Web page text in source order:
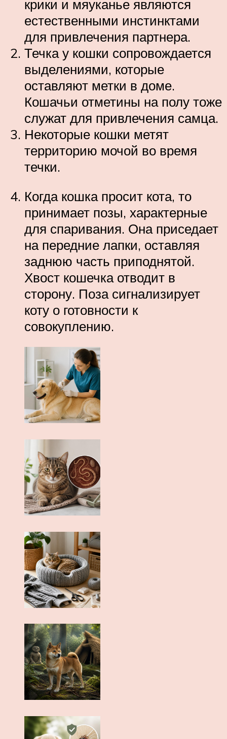
крики и мяуканье являются
естественными инстинктами
для привлечения партнера.
Течка у кошки сопровождается
выделениями, которые
оставляют метки в доме.
Кошачьи отметины на полу тоже
служат для привлечения самца.
Некоторые кошки метят
территорию мочой во время
течки.
Когда кошка просит кота, то
принимает позы, характерные
для спаривания. Она приседает
на передние лапки, оставляя
заднюю часть приподнятой.
Хвост кошечка отводит в
сторону. Поза сигнализирует
коту о готовности к
совокуплению.